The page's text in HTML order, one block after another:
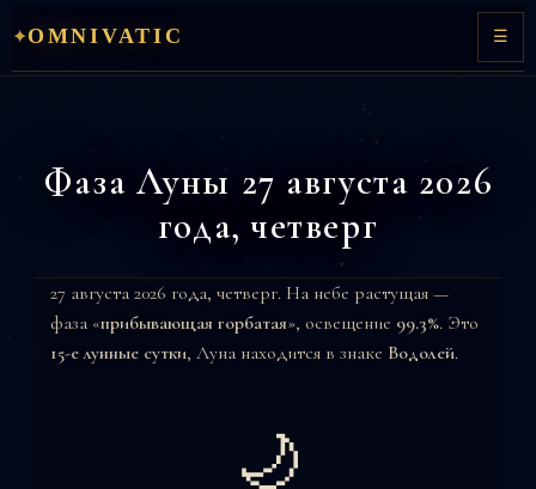
✦OMNIVATIC ☰
Фаза Луны 27 августа 2026
года, четверг
27 августа 2026 года, четверг. На небе растущая —
фаза «прибывающая горбатая», освещение 99.3%. Это
15-е лунные сутки, Луна находится в знаке Водолей.
🌙